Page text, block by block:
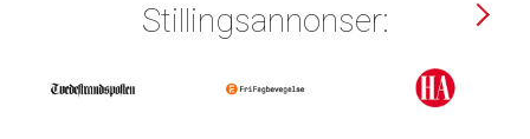
Stillingsannonser: